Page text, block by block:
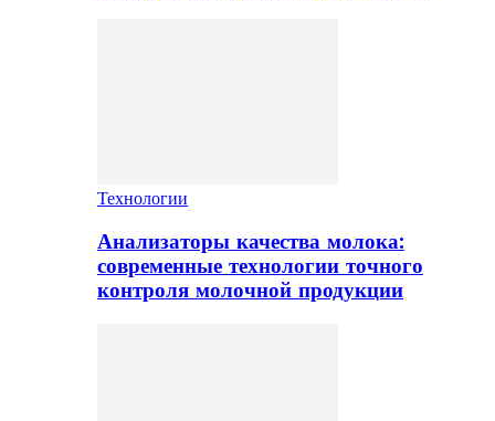
Технологии
Анализаторы качества молока:
современные технологии точного
контроля молочной продукции